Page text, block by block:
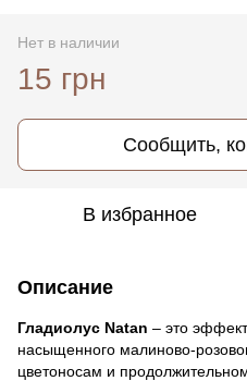
Нет в наличии
15 грн
Сообщить,
В избранное
Описание
Гладиолус Natan – это
насыщенного малиново-
цветоносам и